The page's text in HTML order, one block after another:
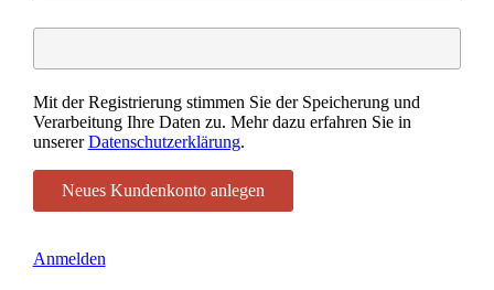
Mit der Registrierung stimmen Sie der Speicherung und
Verarbeitung Ihre Daten zu. Mehr dazu erfahren Sie in
unsererDatenschutzerklärung.
Anmelden